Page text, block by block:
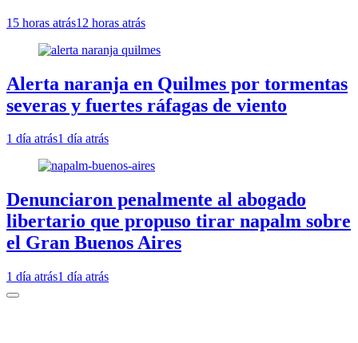
15 horas atrás12 horas atrás
Alerta naranja en Quilmes por tormentas
severas y fuertes ráfagas de viento
1 día atrás1 día atrás
Denunciaron penalmente al abogado
libertario que propuso tirar napalm sobre
el Gran Buenos Aires
1 día atrás1 día atrás